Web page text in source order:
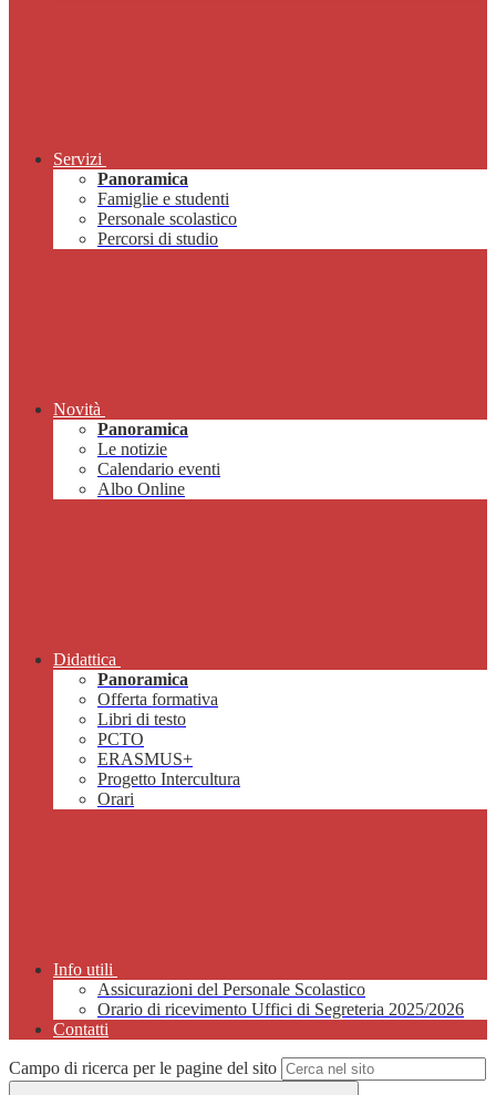
Servizi
Panoramica
Famiglie e studenti
Personale scolastico
Percorsi di studio
Novità
Panoramica
Le notizie
Calendario eventi
Albo Online
Didattica
Panoramica
Offerta formativa
Libri di testo
PCTO
ERASMUS+
Progetto Intercultura
Orari
Info utili
Assicurazioni del Personale Scolastico
Orario di ricevimento Uffici di Segreteria 2025/2026
Contatti
Campo di ricerca per le pagine del sito